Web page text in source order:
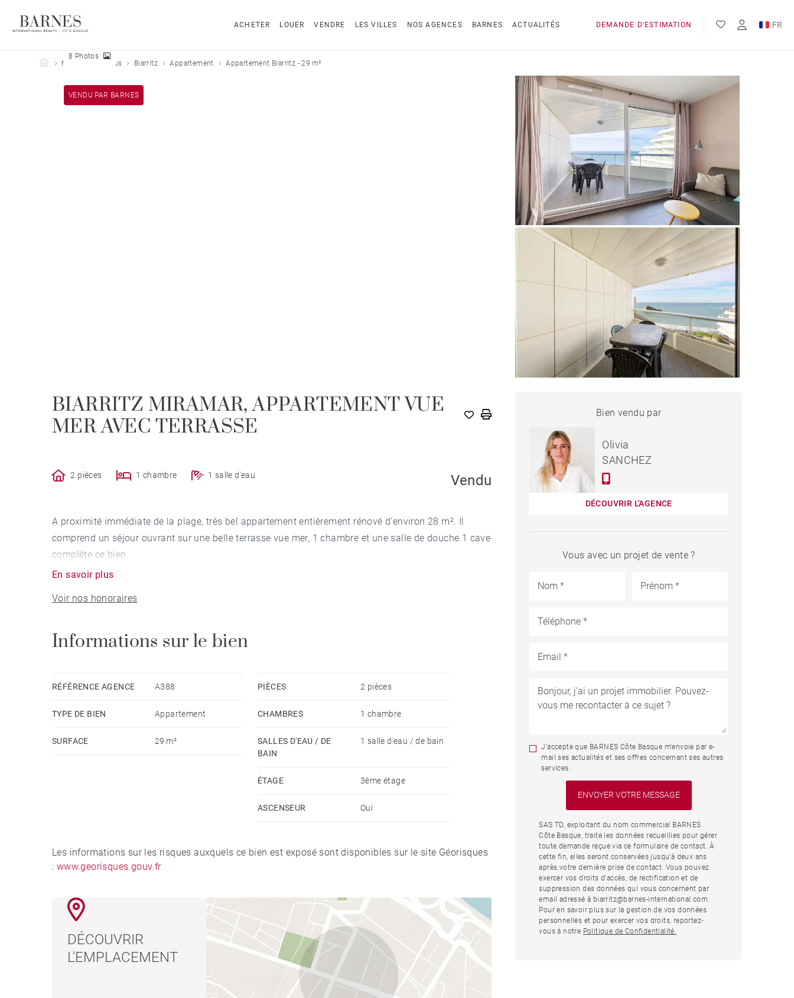
ACHETER LOUER VENDRE LES VILLES NOS AGENCES BARNES ACTUALITÉS DEMANDE D'ESTIMATION FR
EN
Barnes Côte Basque
Nos biens vendus Biarritz Appartement Appartement Biarritz - 29 m²
VENDU PAR BARNES
8 Photos
BIARRITZ MIRAMAR, APPARTEMENT VUE
MER AVEC TERRASSE
2 pièces 1 chambre 1 salle d'eau Vendu
A proximité immédiate de la plage, très bel appartement entièrement rénové d'environ 28 m². Il
comprend un séjour ouvrant sur une belle terrasse vue mer, 1 chambre et une salle de douche.1 cave
complète ce bien.
En savoir plus
Voir nos honoraires
Informations sur le bien
RÉFÉRENCE AGENCE A388
TYPE DE BIEN Appartement
SURFACE 29 m²
PIÈCES 2 pièces
CHAMBRES 1 chambre
SALLES D'EAU / DE
BAIN
1 salle d'eau / de bain
ÉTAGE 3ème étage
ASCENSEUR Oui
Les informations sur les risques auxquels ce bien est exposé sont disponibles sur le site Géorisques
: www.georisques.gouv.fr
DÉCOUVRIR
L'EMPLACEMENT
APPARTEMENT BIARRITZ -
Bien vendu par
Olivia
SANCHEZ
DÉCOUVRIR L'AGENCE
Vous avec un projet de vente ?
J'accepte que BARNES Côte Basque m'envoie par e-
mail ses actualités et ses offres concernant ses autres
services.
SAS TD, exploitant du nom commercial BARNES
Côte Basque, traite les données recueillies pour gérer
toute demande reçue via ce formulaire de contact. À
cette fin, elles seront conservées jusqu’à deux ans
après votre dernière prise de contact. Vous pouvez
exercer vos droits d'accès, de rectification et de
suppression des données qui vous concernent par
email adressé à biarritz@barnes-international.com.
Pour en savoir plus sur la gestion de vos données
personnelles et pour exercer vos droits, reportez-
vous à notre Politique de Confidentialité.